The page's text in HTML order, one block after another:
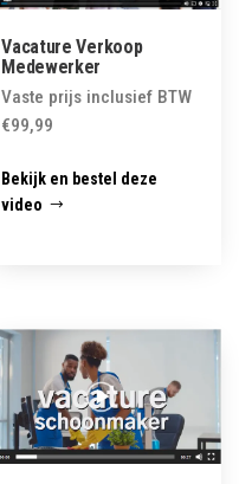
Vacature Verkoop
Medewerker
Vaste prijs inclusief BTW
€99,99
Bekijk en bestel deze
video